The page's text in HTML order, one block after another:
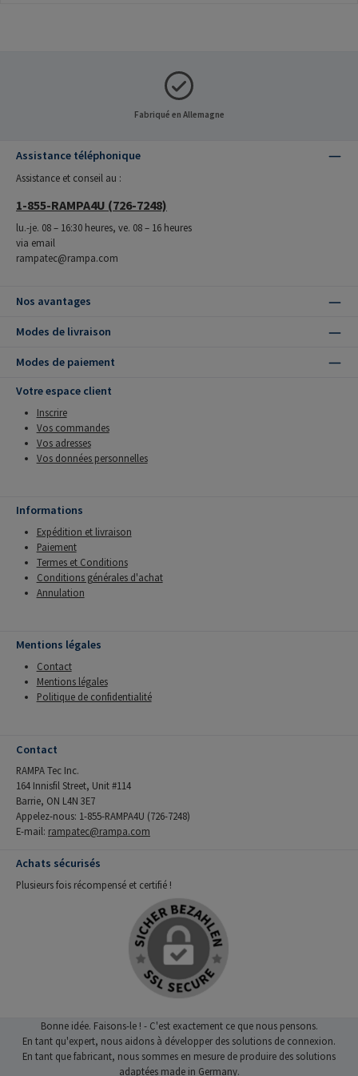
Fabriqué en Allemagne
Assistance téléphonique
Assistance et conseil au :
1-855-RAMPA4U (726-7248)
lu.-je. 08 – 16:30 heures, ve. 08 – 16 heures
via email
rampatec@rampa.com
Nos avantages
Modes de livraison
Modes de paiement
Votre espace client
Inscrire
Vos commandes
Vos adresses
Vos données personnelles
Informations
Expédition et livraison
Paiement
Termes et Conditions
Conditions générales d'achat
Annulation
Mentions légales
Contact
Mentions légales
Politique de confidentialité
Contact
RAMPA Tec Inc.
164 Innisfil Street, Unit #114
Barrie, ON L4N 3E7
Appelez-nous: 1-855-RAMPA4U (726-7248)
E-mail: rampatec@rampa.com
Achats sécurisés
Plusieurs fois récompensé et certifié !
Bonne idée. Faisons-le ! - C'est exactement ce que nous pensons.
En tant qu'expert, nous aidons à développer des solutions de connexion.
En tant que fabricant, nous sommes en mesure de produire des solutions
adaptées made in Germany.